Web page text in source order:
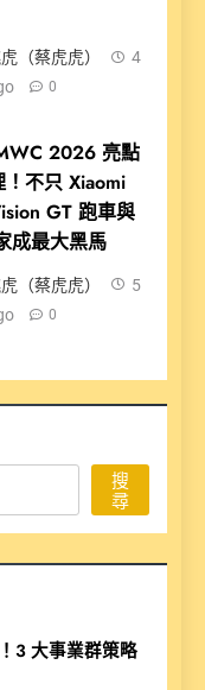
（蔡虎虎）
4
0
2026 亮點
！不只 Xiaomi
GT 跑車與
成最大黑馬
（蔡虎虎）
5
0
搜
尋
3 大事業群策略